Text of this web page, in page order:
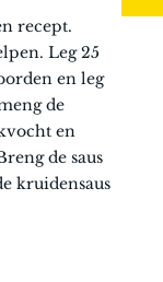
recept.
Leg 25
en leg
de
en
de saus
kruidensaus